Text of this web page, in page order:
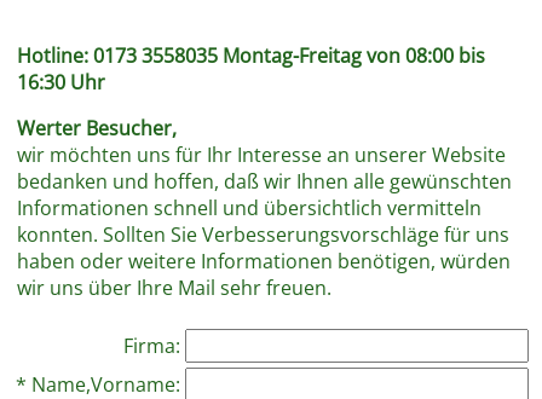
Hotline: 0173 3558035 Montag-Freitag von 08:00 bis
16:30 Uhr
Werter Besucher,
wir möchten uns für Ihr Interesse an unserer Website
bedanken und hoffen, daß wir Ihnen alle gewünschten
Informationen schnell und übersichtlich vermitteln
konnten. Sollten Sie Verbesserungsvorschläge für uns
haben oder weitere Informationen benötigen, würden
wir uns über Ihre Mail sehr freuen.
Firma:
* Name,Vorname: